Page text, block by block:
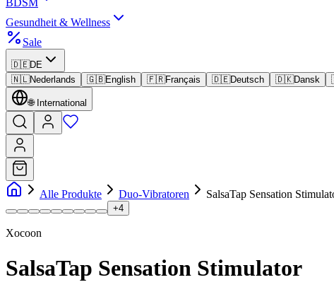
BDSM
Gesundheit & Wellness
Sale
🇩🇪DE
🇳🇱Nederlands 🇬🇧English 🇫🇷Français 🇩🇪Deutsch 🇩🇰Dansk
🌐 International
Alle Produkte Duo-Vibratoren SalsaTap Sensation
+4
Xocoon
SalsaTap Sensation Stimulator